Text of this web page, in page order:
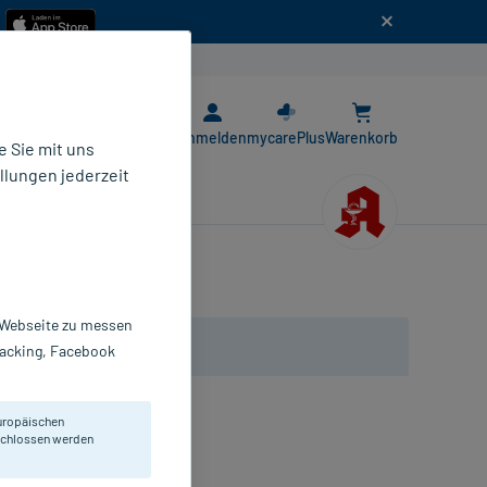
AnmeldenmycarePlusWarenkorb
Sie mit uns
jederzeit
zu messen
Facebook
werden